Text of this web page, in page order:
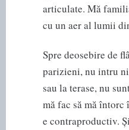
articulate. Mă
cu un aer al lumii
Spre deosebire de
parizieni, nu intru
sau la terase, nu
mă fac să mă
e contraproductiv.